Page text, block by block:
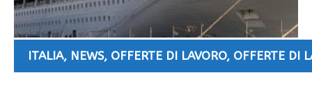
ITALIA, NEWS, OFFERTE DI LAVORO, OFFERTE DI